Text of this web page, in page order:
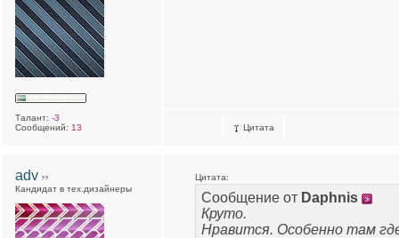
Талант: -3
Сообщений: 13 Цитата
adv
Кандидат в тех.дизайнеры
Цитата:
Сообщение от Daphnis
Круто.
Нравится. Особенно там